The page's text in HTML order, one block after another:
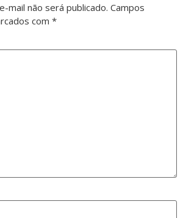
mail não será publicado. Campos
com *